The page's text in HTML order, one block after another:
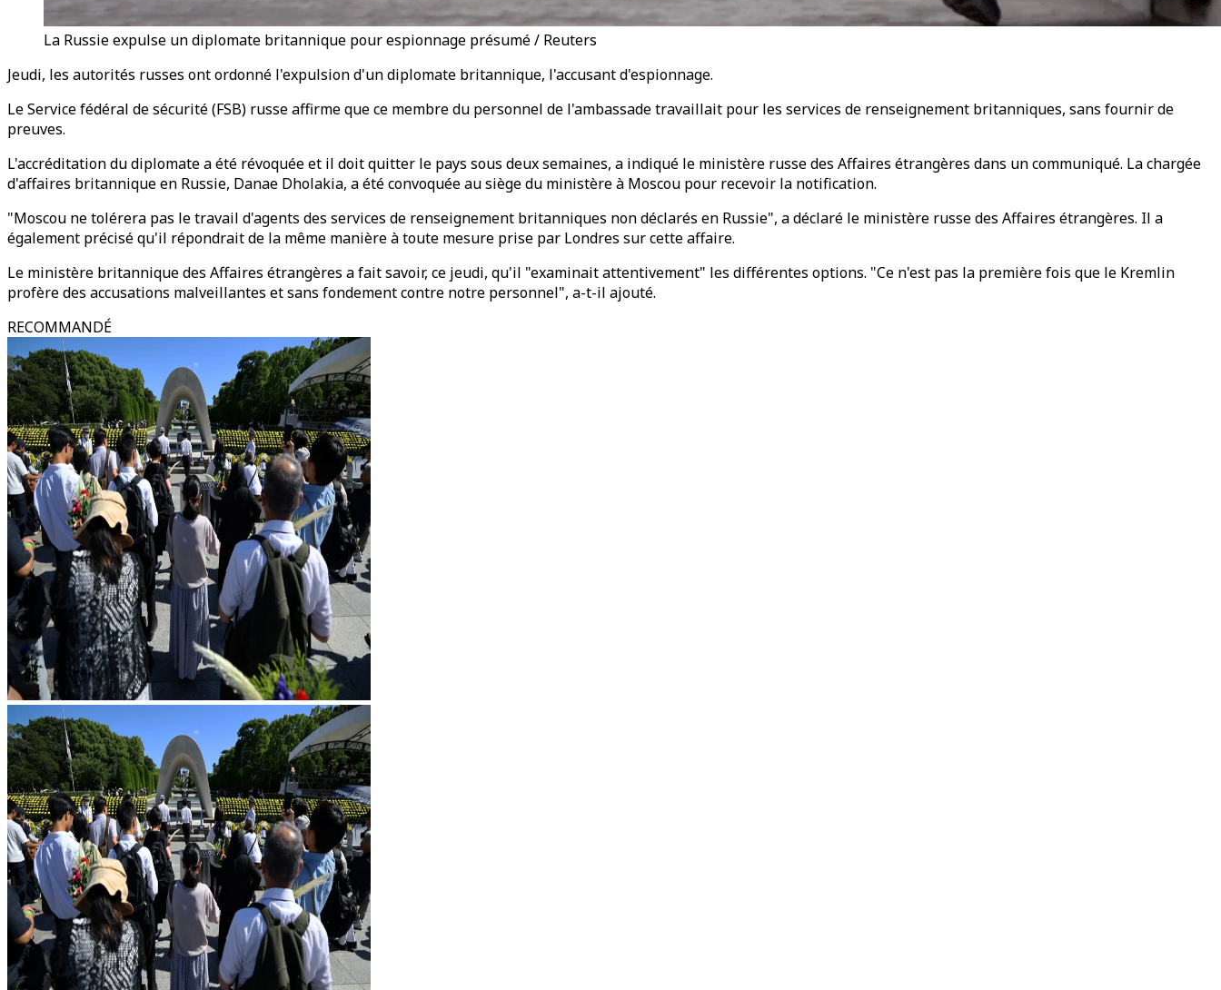
La Russie expulse un diplomate britannique pour espionnage présumé / Reuters
Jeudi, les autorités russes ont ordonné l'expulsion d'un diplomate britannique, l'accusant d'espionnage.
Le Service fédéral de sécurité (FSB) russe affirme que ce membre du personnel de l'ambassade travaillait pour les services de renseignement britanniques, sans fournir de
preuves.
L'accréditation du diplomate a été révoquée et il doit quitter le pays sous deux semaines, a indiqué le ministère russe des Affaires étrangères dans un communiqué. La chargée
d'affaires britannique en Russie, Danae Dholakia, a été convoquée au siège du ministère à Moscou pour recevoir la notification.
"Moscou ne tolérera pas le travail d'agents des services de renseignement britanniques non déclarés en Russie", a déclaré le ministère russe des Affaires étrangères. Il a
également précisé qu'il répondrait de la même manière à toute mesure prise par Londres sur cette affaire.
Le ministère britannique des Affaires étrangères a fait savoir, ce jeudi, qu'il "examinait attentivement" les différentes options. "Ce n'est pas la première fois que le Kremlin
profère des accusations malveillantes et sans fondement contre notre personnel", a-t-il ajouté.
RECOMMANDÉ